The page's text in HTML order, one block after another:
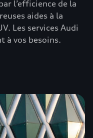
l’efficience de la
aides à la
Les services Audi
à vos besoins.